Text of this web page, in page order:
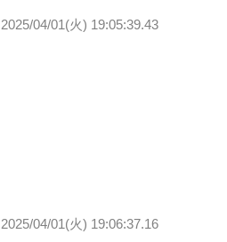
2025/04/01(火) 19:05:39.43
2025/04/01(火) 19:06:37.16